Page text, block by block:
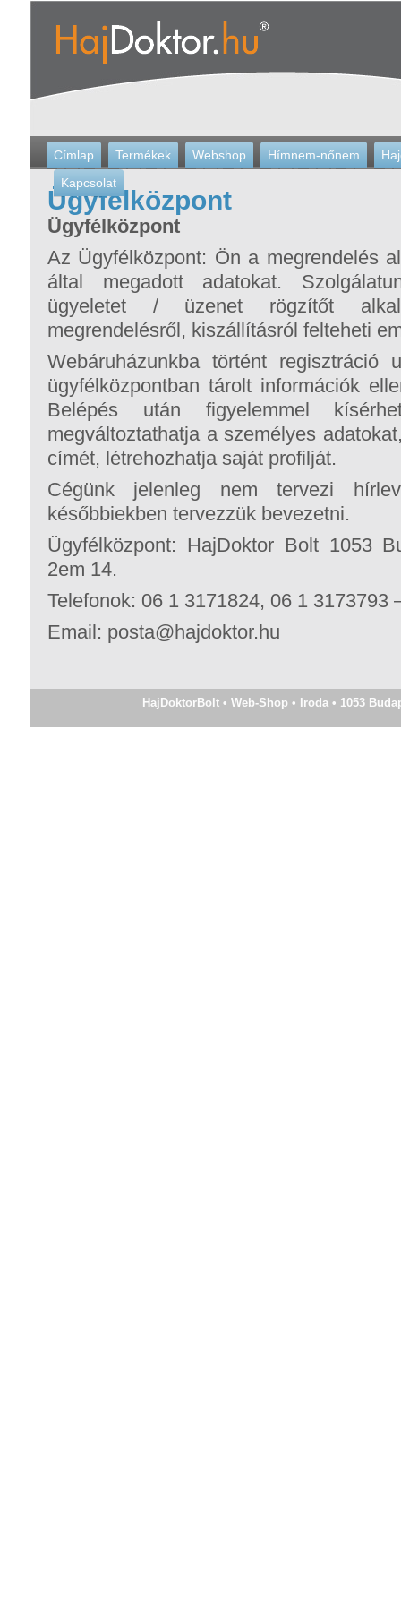
Címlap Termékek Webshop Hímnem-nőnem
Kapcsolat
Ügyfélközpont
Ügyfélközpont
Az Ügyfélközpont: Ön a megrendelés
által megadott adatokat.
ügyeletet / üzenet rögzítőt
megrendelésről, kiszállításról felteheti
Webáruházunkba történt regisztráció
ügyfélközpontban tárolt információk
Belépés után figyelemmel
megváltoztathatja a személyes
címét, létrehozhatja saját profilját.
Cégünk jelenleg nem tervezi
későbbiekben tervezzük bevezetni.
Ügyfélközpont: HajDoktor Bolt 1053
2em 14.
Telefonok: 06 1 3171824, 06 1 3173793
Email: posta@hajdoktor.hu
HajDoktorBolt • Web-Shop • Iroda • 1053